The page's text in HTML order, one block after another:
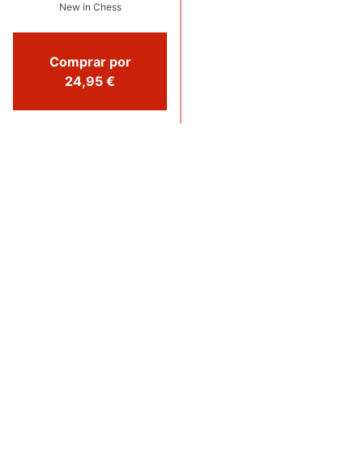
New in Chess
Comprar por
24,95 €